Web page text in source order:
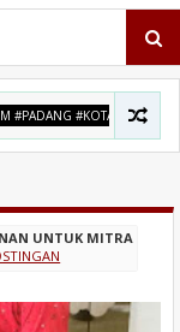
#KOTAPADANG
UNTUK MITRA